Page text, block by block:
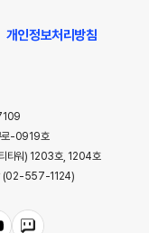
개인정보처리방침
-0919호
타워) 1203호, 1204호
(02-557-1124)